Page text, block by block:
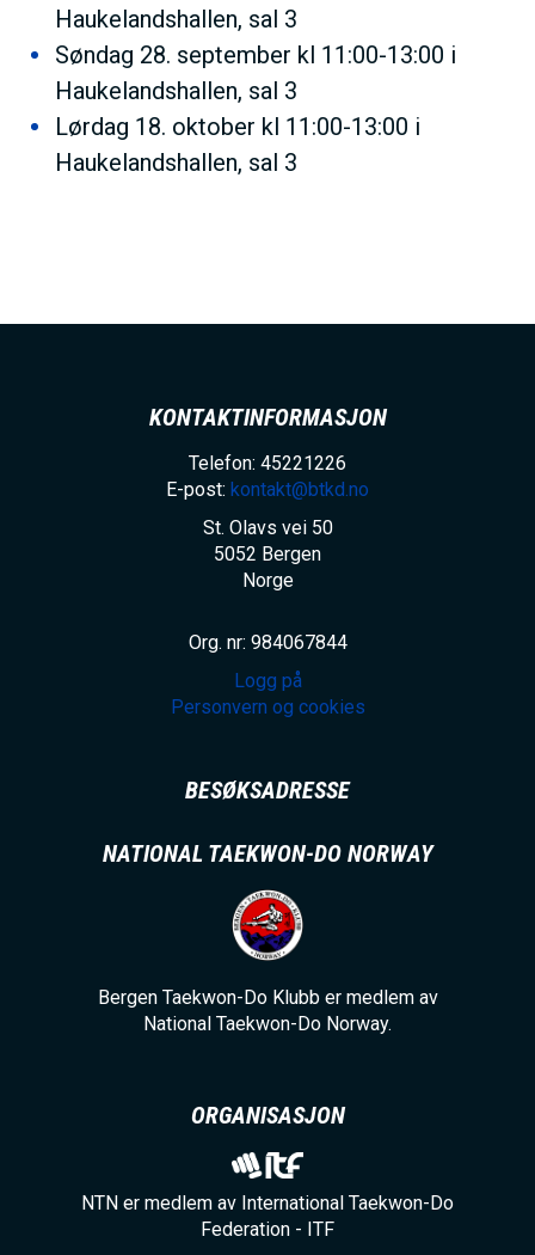
Haukelandshallen, sal 3
Søndag 28. september kl 11:00-13:00 i
Haukelandshallen, sal 3
Lørdag 18. oktober kl 11:00-13:00 i
Haukelandshallen, sal 3
KONTAKTINFORMASJON
Telefon: 45221226
E-post: kontakt@btkd.no
St. Olavs vei 50
5052 Bergen
Norge
Org. nr: 984067844
Logg på
Personvern og cookies
BESØKSADRESSE
NATIONAL TAEKWON-DO NORWAY
Bergen Taekwon-Do Klubb er medlem av
National Taekwon-Do Norway.
ORGANISASJON
NTN er medlem av International Taekwon-Do
Federation - ITF